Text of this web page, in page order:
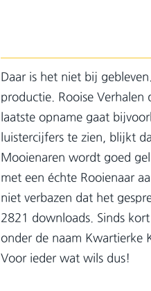
Daar is het niet bij
productie. Rooise Verhalen
laatste opname gaat
luistercijfers te zien, blijkt
Mooienaren wordt goed
met een échte Rooienaar
niet verbazen dat het
2821 downloads. Sinds
onder de naam Kwartierke
Voor ieder wat wils dus!